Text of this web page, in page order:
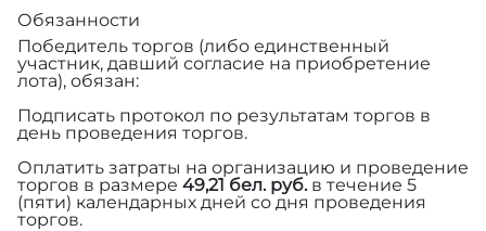
Обязанности
Победитель торгов (либо единственный
участник, давший согласие на приобретение
лота), обязан:
Подписать протокол по результатам торгов в
день проведения торгов.
Оплатить затраты на организацию и проведение
торгов в размере 49,21 бел. руб.в течение 5
(пяти) календарных дней со дня проведения
торгов.